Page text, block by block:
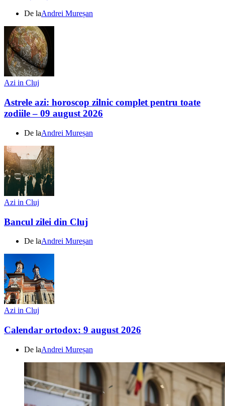
De laAndrei Mureșan
Azi in Cluj
Astrele azi: horoscop zilnic complet pentru toate
zodiile – 09 august 2026
De laAndrei Mureșan
Azi in Cluj
Bancul zilei din Cluj
De laAndrei Mureșan
Azi in Cluj
Calendar ortodox: 9 august 2026
De laAndrei Mureșan